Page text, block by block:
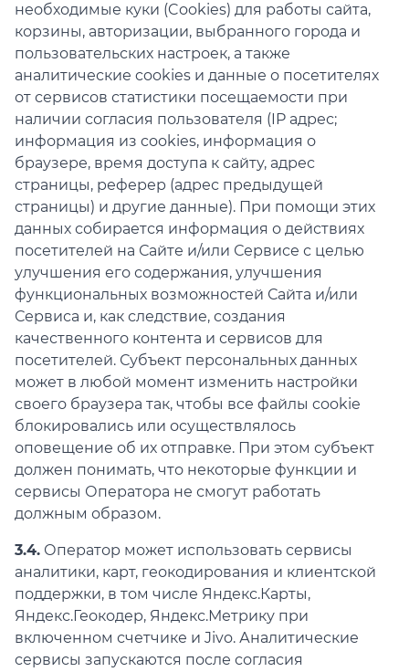
необходимые куки (Cookies) для работы сайта,
корзины, авторизации, выбранного города и
пользовательских настроек, а также
аналитические cookies и данные о посетителях
от сервисов статистики посещаемости при
наличии согласия пользователя (IP адрес;
информация из cookies, информация о
браузере, время доступа к сайту, адрес
страницы, реферер (адрес предыдущей
страницы) и другие данные). При помощи этих
данных собирается информация о действиях
посетителей на Сайте и/или Сервисе с целью
улучшения его содержания, улучшения
функциональных возможностей Сайта и/или
Сервиса и, как следствие, создания
качественного контента и сервисов для
посетителей. Субъект персональных данных
может в любой момент изменить настройки
своего браузера так, чтобы все файлы cookie
блокировались или осуществлялось
оповещение об их отправке. При этом субъект
должен понимать, что некоторые функции и
сервисы Оператора не смогут работать
должным образом.
3.4. Оператор может использовать сервисы
аналитики, карт, геокодирования и клиентской
поддержки, в том числе Яндекс.Карты,
Яндекс.Геокодер, Яндекс.Метрику при
включенном счетчике и Jivo. Аналитические
сервисы запускаются после согласия